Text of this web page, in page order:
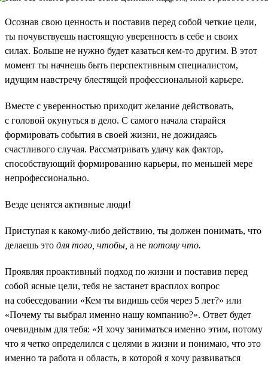
Осознав свою ценность и поставив перед собой четкие цели,
ты почувствуешь настоящую уверенность в себе и своих
силах. Больше не нужно будет казаться кем-то другим. В этот
момент ты начнешь быть перспективным специалистом,
идущим навстречу блестящей профессиональной карьере.
Вместе с уверенностью приходит желание действовать,
с головой окунуться в дело. С самого начала старайся
формировать события в своей жизни, не дожидаясь
счастливого случая. Рассматривать удачу как фактор,
способствующий формированию карьеры, по меньшей мере
непрофессионально.
Везде ценятся активные люди!
Приступая к какому-либо действию, ты должен понимать, что
делаешь это для того, чтобы, а не потому что.
Проявляя проактивный подход по жизни и поставив перед
собой ясные цели, тебя не застанет врасплох вопрос
на собеседовании «Кем ты видишь себя через 5 лет?» или
«Почему ты выбрал именно нашу компанию?». Ответ будет
очевидным для тебя: «Я хочу заниматься именно этим, потому
что я четко определился с целями в жизни и понимаю, что это
именно та работа и область, в которой я хочу развиваться